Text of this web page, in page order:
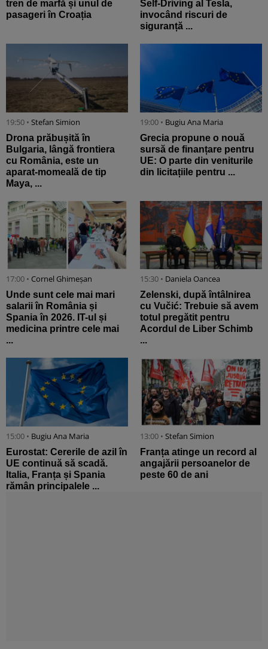
tren de marfă și unul de
pasageri în Croația
Self-Driving al Tesla,
invocând riscuri de
siguranță ...
19:50 • Stefan Simion
Drona prăbușită în
Bulgaria, lângă frontiera
cu România, este un
aparat-momeală de tip
Maya, ...
19:00 • Bugiu ⁠Ana Maria
Grecia propune o nouă
sursă de finanțare pentru
UE: O parte din veniturile
din licitațiile pentru ...
17:00 • Cornel Ghimeșan
Unde sunt cele mai mari
salarii în România și
Spania în 2026. IT-ul și
medicina printre cele mai
...
15:30 • Daniela Oancea
Zelenski, după întâlnirea
cu Vučić: Trebuie să avem
totul pregătit pentru
Acordul de Liber Schimb
...
15:00 • Bugiu ⁠Ana Maria
Eurostat: Cererile de azil în
UE continuă să scadă.
Italia, Franța și Spania
rămân principalele ...
13:00 • Stefan Simion
Franța atinge un record al
angajării persoanelor de
peste 60 de ani